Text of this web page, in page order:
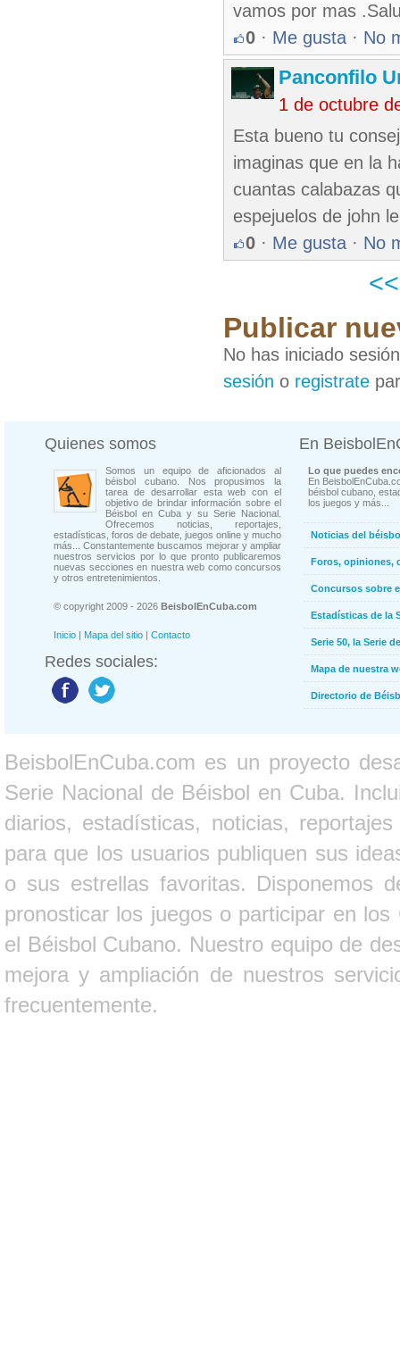
vamos por mas
0 · Me gusta · No
Panconfilo
1 de octubre
Esta bueno tu
imaginas que en la
cuantas calabazas
espejuelos de john
0 · Me gusta · No
Publicar
No has iniciado
sesión o registrate
Quienes somos
Somos un equipo de aficionados al
béisbol cubano. Nos propusimos la
tarea de desarrollar esta web con el
objetivo de brindar información sobre el
Béisbol en Cuba y su Serie Nacional.
Ofrecemos noticias, reportajes,
estadísticas, foros de debate, juegos online y mucho
más... Constantemente buscamos mejorar y ampliar
nuestros servicios por lo que pronto publicaremos
nuevas secciones en nuestra web como concursos
y otros entretenimientos.
© copyright 2009 - 2026 BeisbolEnCuba.com
Inicio | Mapa del sitio | Contacto
Redes sociales:
En
Lo que puedes
En
béisbol cubano,
los juegos y más...
Noticias del
Foros, opiniones,
Concursos sobre
Estadísticas de la
Serie 50, la Serie
Mapa de nuestra
Directorio de
BeisbolEnCuba.com es un proyecto
Serie Nacional de Béisbol en Cuba.
diarios, estadísticas, noticias,
para que los usuarios publiquen sus
o sus estrellas favoritas. Disponemos
pronosticar los juegos o participar en
el Béisbol Cubano. Nuestro equipo de
mejora y ampliación de nuestros
frecuentemente.